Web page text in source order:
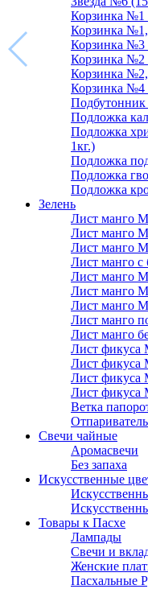
Корзинка №1
Корзинка
Корзинка №3
Корзинка №2
Корзинка
Корзинка №4
Подбутонник
Подложка
Подложка
1кг.)
Подложка
Подложка
Подложка
Зелень
Лист манго
Лист манго
Лист манго
Лист манго
Лист манго
Лист манго
Лист манго
Лист манго
Лист манго
Лист фикуса
Лист фикуса
Лист фикуса
Лист фикуса
Ветка
Свечи чайные
Аромасвечи
Без запаха
Искусственные
Товары к Пасхе
Лампады
Свечи и
Женские
Пасхальные